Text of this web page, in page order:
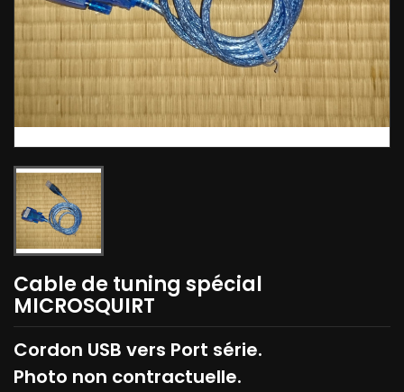
Cable de tuning spécial
MICROSQUIRT
Cordon USB vers Port série.
Photo non contractuelle.